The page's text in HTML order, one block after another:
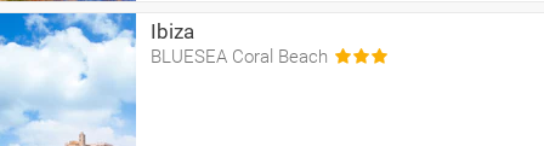
Ibiza
BLUESEA Coral Beach